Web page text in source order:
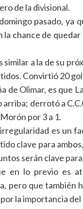
de la divisional.
pasado, ya
la chance de
similar a la de su
Convirtió 20
de Olimar, es que
derrotó a
por 3 a 1.
es un
clave para
serán clave
en lo previo es
pero que también
la importancia